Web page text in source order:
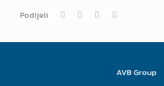
Podijeli
AVB Group